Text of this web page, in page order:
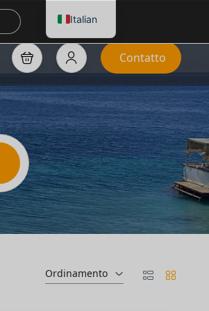
Contatto
Ordinamento
Italian